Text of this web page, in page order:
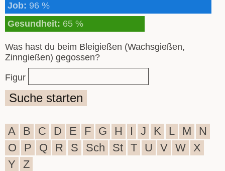
Job: 96 %
Gesundheit: 65 %
Was hast du beim Bleigießen (Wachsgießen,
Zinngießen) gegossen?
Figur
Suche starten
A B C D E F G H I J K L M
N
O
P Q R S Sch St T U V W X
Y
Z